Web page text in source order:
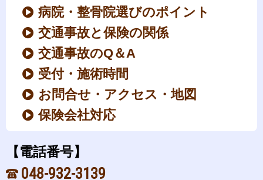
病院・整骨院選びのポイント
交通事故と保険の関係
交通事故のQ＆A
受付・施術時間
お問合せ・アクセス・地図
保険会社対応
【電話番号】
048-932-3139